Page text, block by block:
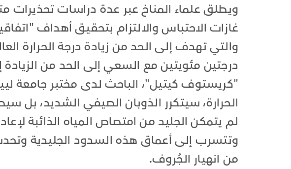
ويطلق علماء المناخ عبر عدة دراسات تحذيرات
غازات الاحتباس والالتزام بتحقيق أهداف
والتي تهدف إلى الحد من زيادة درجة الحرارة
"كريستوف كيتيل"، الباحث لدى مختبر جامعة
الحرارة، سيتكرر الذوبان الصيفي الشديد، بل
لم يتمكن الجليد من امتصاص المياه الذائبة
وتتسرب إلى أعماق هذه السدود الجليدية
من انهيار الجُروف.